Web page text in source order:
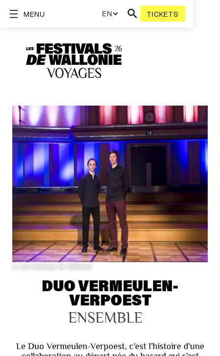
EN TICKETS
MENU
© Les Festivals de Wallonie
DUO VERMEULEN-
VERPOEST
ENSEMBLE
Le Duo Vermeulen-Verpoest, c’est l’histoire d’une